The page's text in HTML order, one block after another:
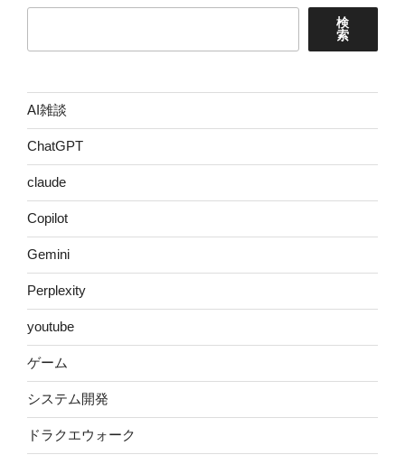
検
索
AI雑談
ChatGPT
claude
Copilot
Gemini
Perplexity
youtube
ゲーム
システム開発
ドラクエウォーク